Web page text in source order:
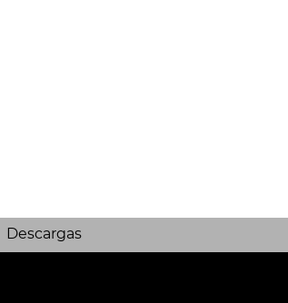
Descargas